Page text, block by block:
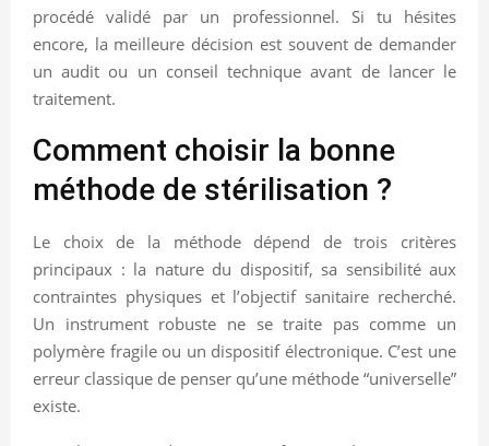
procédé validé par un professionnel. Si tu hésites
encore, la meilleure décision est souvent de demander
un audit ou un conseil technique avant de lancer le
traitement.
Comment choisir la bonne
méthode de stérilisation ?
Le choix de la méthode dépend de trois critères
principaux : la nature du dispositif, sa sensibilité aux
contraintes physiques et l’objectif sanitaire recherché.
Un instrument robuste ne se traite pas comme un
polymère fragile ou un dispositif électronique. C’est une
erreur classique de penser qu’une méthode “universelle”
existe.